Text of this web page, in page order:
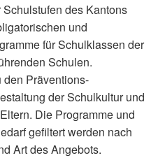
des Kantons
und
für Schulklassen der
Schulen.
den Präventions-
der Schulkultur und
Die Programme und
gefiltert werden nach
Art des Angebots.